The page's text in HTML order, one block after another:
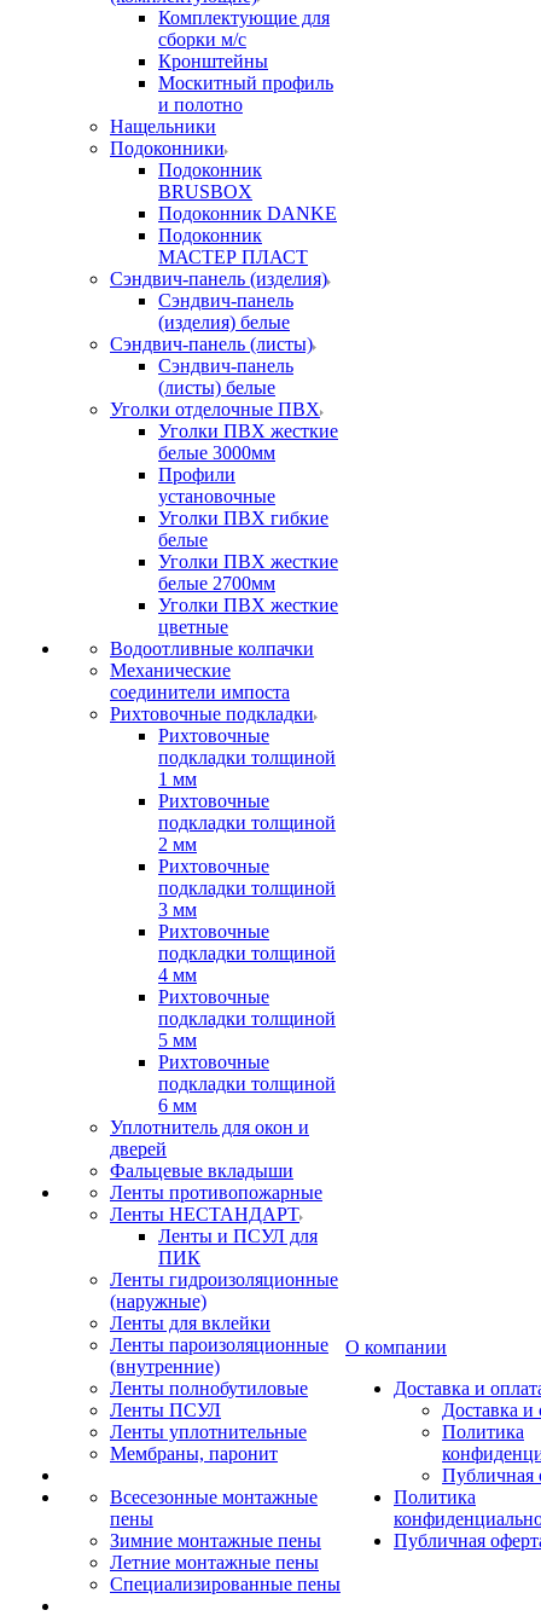
Комплектующие для
сборки м/с
Кронштейны
Москитный профиль
и полотно
Нащельники
Подоконники
Подоконник
BRUSBOX
Подоконник DANKE
Подоконник
МАСТЕР ПЛАСТ
Сэндвич-панель (изделия)
Сэндвич-панель
(изделия) белые
Сэндвич-панель (листы)
Сэндвич-панель
(листы) белые
Уголки отделочные ПВХ
Уголки ПВХ жесткие
белые 3000мм
Профили
установочные
Уголки ПВХ гибкие
белые
Уголки ПВХ жесткие
белые 2700мм
Уголки ПВХ жесткие
цветные
Водоотливные колпачки
Механические
соединители импоста
Рихтовочные подкладки
Рихтовочные
подкладки толщиной
1 мм
Рихтовочные
подкладки толщиной
2 мм
Рихтовочные
подкладки толщиной
3 мм
Рихтовочные
подкладки толщиной
4 мм
Рихтовочные
подкладки толщиной
5 мм
Рихтовочные
подкладки толщиной
6 мм
Уплотнитель для окон и
дверей
Фальцевые вкладыши
Ленты противопожарные
Ленты НЕСТАНДАРТ
Ленты и ПСУЛ для
ПИК
Ленты гидроизоляционные
(наружные)
Ленты для вклейки
Ленты пароизоляционные
(внутренние)
Ленты полнобутиловые
Ленты ПСУЛ
Ленты уплотнительные
Мембраны, паронит
Всесезонные монтажные
пены
Зимние монтажные пены
Летние монтажные пены
Специализированные пены
О компании
Доставка и
Доставка и
Политика
Публичная
Политика
Публичная